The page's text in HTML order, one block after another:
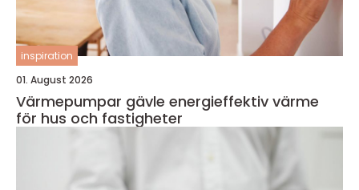
inspiration
01. August 2026
Värmepumpar gävle energieffektiv värme
för hus och fastigheter